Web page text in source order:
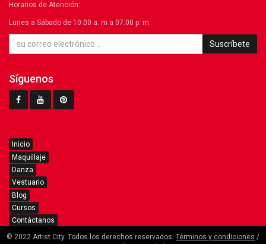
Horarios de Atención:
Lunes a Sábado de 10:00 a. m a 07:00 p. m.
Suscríbete
Síguenos
Inicio
Maquillaje
Danza
Vestuario
Blog
Cursos
Contáctanos
© 2022 Artist City. Todos los derechos reservados. Términos y condiciones /